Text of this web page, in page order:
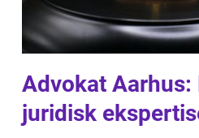
Advokat Aarhus:
juridisk